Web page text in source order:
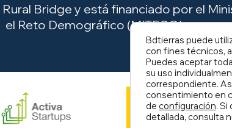
Bridge y está financiado por el
el Reto Demográfico (MITECO).
Bdtierras puede
con fines técnicos,
Puedes aceptar
su uso
correspondiente.
consentimiento en
de configuración.
detallada, consulta